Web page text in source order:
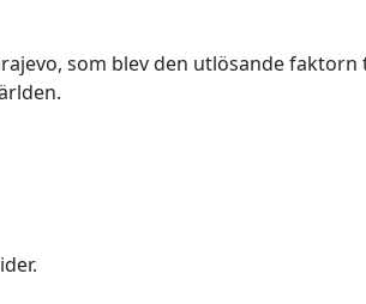
som blev den utlösande